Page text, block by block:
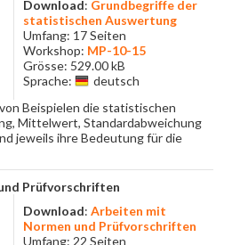
Download: Grundbegriffe der
statistischen Auswertung
Umfang: 17 Seiten
Workshop: MP-10-15
Grösse: 529.00 kB
Sprache:
deutsch
Beispielen die statistischen
Mittelwert, Standardabweichung
jeweils ihre Bedeutung für die
Prüfvorschriften
Download: Arbeiten mit
Normen und Prüfvorschriften
Umfang: 22 Seiten